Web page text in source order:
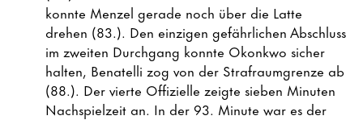
konnte Menzel gerade noch über die Latte
drehen (83.). Den einzigen gefährlichen Abschluss
im zweiten Durchgang konnte Okonkwo sicher
halten, Benatelli zog von der Strafraumgrenze ab
(88.). Der vierte Offizielle zeigte sieben Minuten
Nachspielzeit an. In der 93. Minute war es der